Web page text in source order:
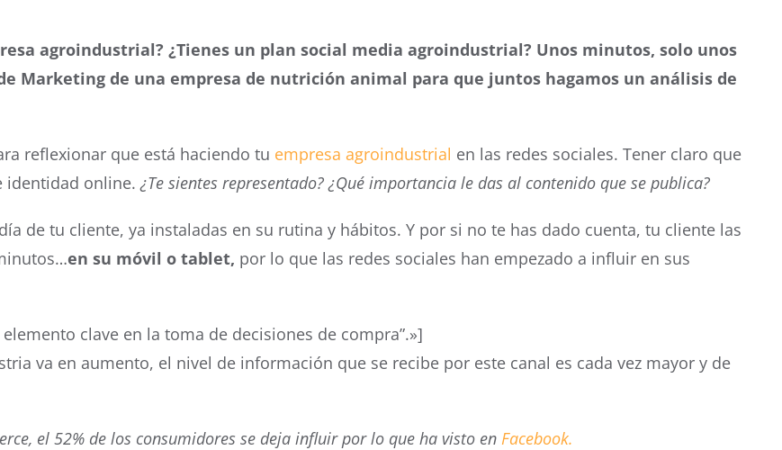
agroindustrial? ¿Tienes un plan social media agroindustrial? Unos minutos, solo unos
Marketing de una empresa de nutrición animal para que juntos hagamos un análisis de
reflexionar que está haciendo tu empresa agroindustrial en las redes sociales. Tener claro que
identidad online.¿Te sientes representado? ¿Qué importancia le das al contenido que se publica?
de tu cliente, ya instaladas en su rutina y hábitos. Y por si no te has dado cuenta, tu cliente las
en su móvil o tablet, por lo que las redes sociales han empezado a influir en sus
clave en la toma de decisiones de compra”.»]
va en aumento, el nivel de información que se recibe por este canal es cada vez mayor y de
el 52% de los consumidores se deja influir por lo que ha visto en Facebook.